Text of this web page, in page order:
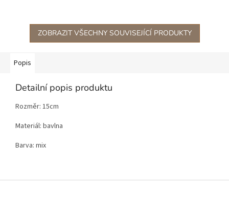
ZOBRAZIT VŠECHNY SOUVISEJÍCÍ PRODUKTY
Popis
Detailní popis produktu
Rozměr: 15cm
Materiál: bavlna
Barva: mix
Z